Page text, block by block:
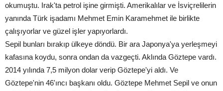
okumuştu. Irak'ta petrol işine girmişti. Amerikalılar ve İsviçrelilerin
yanında Türk işadamı Mehmet Emin Karamehmet ile birlikte
çalışıyorlar ve güzel işler yapıyorlardı.
Sepil bunları bırakıp ülkeye döndü. Bir ara Japonya'ya yerleşmeyi
kafasına koydu, sonra ondan da vazgeçti. Aklında Göztepe vardı.
2014 yılında 7,5 milyon dolar verip Göztepe'yi aldı. Ve
Göztepe'nin 46'ıncı başkanı oldu. Göztepe Mehmet Sepil ve onun